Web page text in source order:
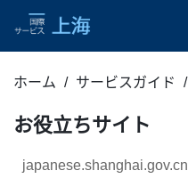
ホーム サービスガイド
お役立ちサイト
japanese.shanghai.gov.cn